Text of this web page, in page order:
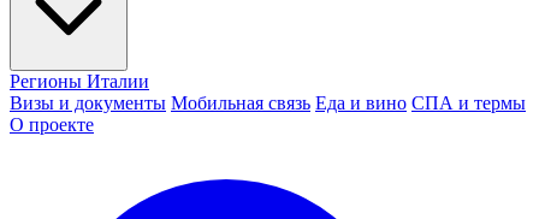
Регионы Италии
Визы и документы Мобильная связь Еда и вино СПА и термы
О проекте